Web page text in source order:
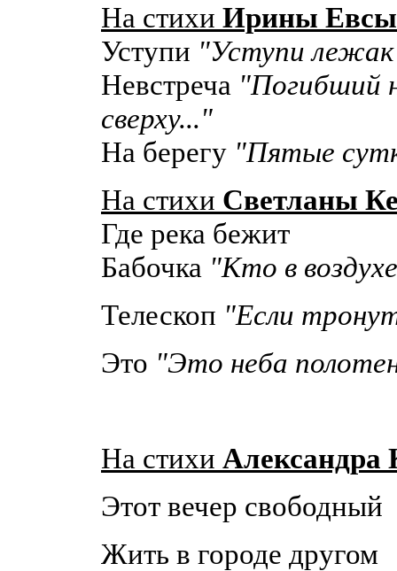
На стихи Ирины Евсы
Уступи "Уступи лежак
Невстреча "Погибший
сверху..."
На берегу "Пятые
На стихи Светланы
Где река бежит
Бабочка "Кто в
Телескоп "Если
Это "Это неба
На стихи Александра
Этот вечер свободный
Жить в городе другом